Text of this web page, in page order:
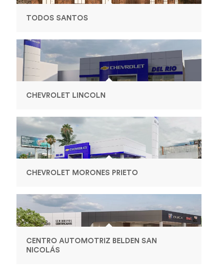
TODOS SANTOS
CHEVROLET LINCOLN
CHEVROLET MORONES PRIETO
CENTRO AUTOMOTRIZ BELDEN SAN
NICOLÁS